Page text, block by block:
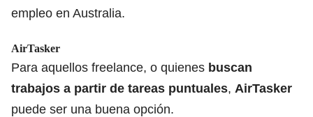
empleo en Australia.
AirTasker
Para aquellos freelance, o quienes buscan
trabajos a partir de tareas puntuales, AirTasker
puede ser una buena opción.